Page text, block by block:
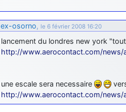
ex-osorno, le 6 février 2008 16:20
lancement du londres new york
http://www.aerocontact.com/news/
une escale sera necessaire
http://www.aerocontact.com/news/